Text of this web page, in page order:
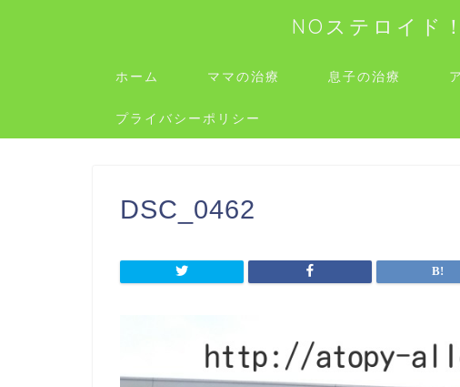
NOステロイド
ホーム ママの治療 息子の治療
プライバシーポリシー
DSC_0462